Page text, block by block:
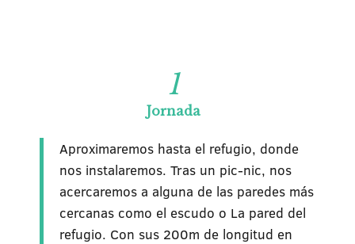
1
Jornada
Aproximaremos hasta el refugio, donde
nos instalaremos. Tras un pic-nic, nos
acercaremos a alguna de las paredes más
cercanas como el escudo o La pared del
refugio. Con sus 200m de longitud en